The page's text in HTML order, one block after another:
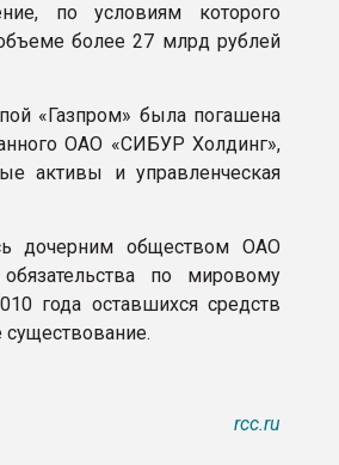
по условиям которого
более 27 млрд рублей
«Газпром» была погашена
ОАО «СИБУР Холдинг»,
активы и управленческая
дочерним обществом ОАО
по мировому
года оставшихся средств
rcc.ru